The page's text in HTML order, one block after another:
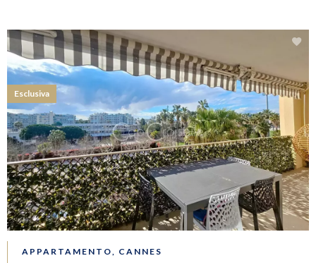
APPARTAMENTO, CANNES
Esclusiva